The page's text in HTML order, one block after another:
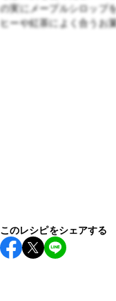
の実にメープルシロップ
ヒーや紅茶によく合うお
このレシピをシェアする